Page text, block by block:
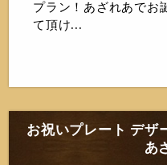
プラン！あざれあでお
て頂け...
お祝いプレート デザ
あ